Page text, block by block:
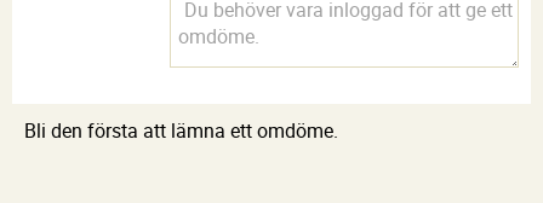
Bli den första att lämna ett omdöme.